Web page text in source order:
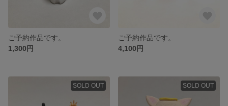
ご予約作品です。
1,300円
ご予約作品です。
4,100円
SOLD OUT SOLD OUT